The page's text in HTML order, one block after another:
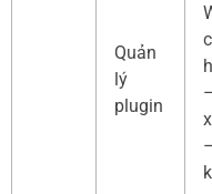
Quản
lý
plugin